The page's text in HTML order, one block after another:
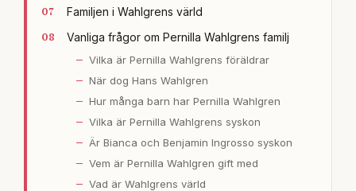
Familjen i Wahlgrens värld
Vanliga frågor om Pernilla Wahlgrens familj
Vilka är Pernilla Wahlgrens föräldrar
När dog Hans Wahlgren
Hur många barn har Pernilla Wahlgren
Vilka är Pernilla Wahlgrens syskon
Är Bianca och Benjamin Ingrosso syskon
Vem är Pernilla Wahlgren gift med
Vad är Wahlgrens värld